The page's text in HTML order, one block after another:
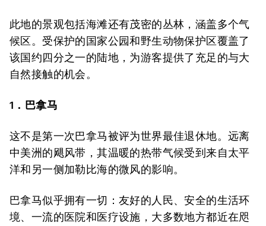
此地的景观包括海滩还有茂密的丛林，涵盖多个气
候区。受保护的国家公园和野生动物保护区覆盖了
该国约四分之一的陆地，为游客提供了充足的与大
自然接触的机会。
1．巴拿马
这不是第一次巴拿马被评为世界最佳退休地。远离
中美洲的飓风带，其温暖的热带气候受到来自太平
洋和另一侧加勒比海的微风的影响。
巴拿马似乎拥有一切：友好的人民、安全的生活环
境、一流的医院和医疗设施，大多数地方都近在咫